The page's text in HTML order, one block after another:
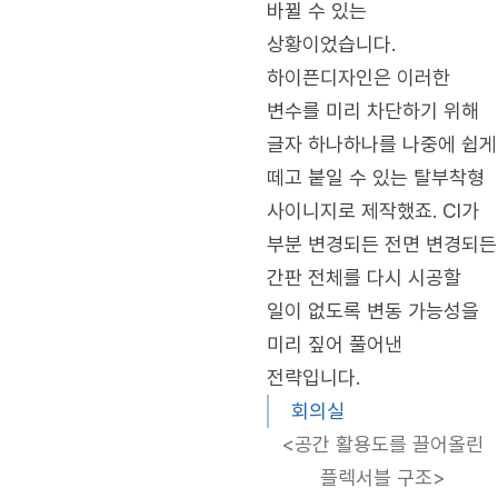
바뀔 수 있는
상황이었습니다.
하이픈디자인은 이러한
변수를 미리 차단하기 위해
글자 하나하나를 나중에 쉽게
떼고 붙일 수 있는 탈부착형
사이니지로 제작했죠. CI가
부분 변경되든 전면 변경되든
간판 전체를 다시 시공할
일이 없도록 변동 가능성을
미리 짚어 풀어낸
전략입니다.
회의실
<공간 활용도를 끌어올린
플렉서블 구조>